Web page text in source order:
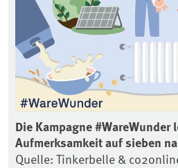
Die Kampagne #WareWunder
Aufmerksamkeit auf sieben
Quelle: Tinkerbelle &